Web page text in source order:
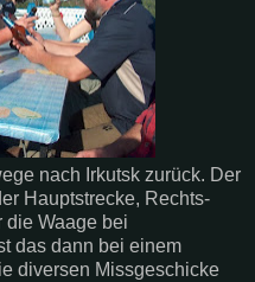
nach Irkutsk zurück. Der
Hauptstrecke, Rechts-
die Waage bei
das dann bei einem
diversen Missgeschicke